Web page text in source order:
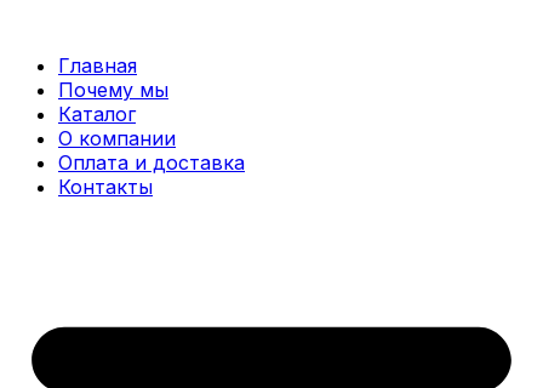
содержимому
Главная
Почему мы
Каталог
О компании
Оплата и доставка
Контакты